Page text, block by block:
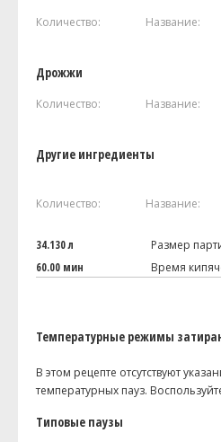
Количество: Название:
Дрожжи
Количество: Название:
Другие ингредиенты
Количество: Название:
34.130 л
Размер
60.00 мин
Время
Температурные режимы
В этом рецепте отсутствуют
температурных пауз.
Типовые паузы